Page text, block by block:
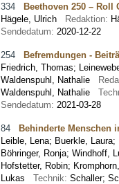
334 Beethoven 250 – Roll
Hägele, Ulrich
Redaktion:
Sendedatum: 2020-12-22
254 Befremdungen -
Friedrich, Thomas;
Waldenspuhl, Nathalie
Waldenspuhl, Nathalie
Sendedatum: 2021-03-28
84 Behinderte Menschen
Leible, Lena; Buerkle, Laura;
Böhringer, Ronja; Windhoff,
Hofstetter, Robin;
Lukas Technik: Schaller;